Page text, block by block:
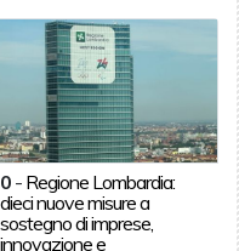
0 - Regione Lombardia:
dieci nuove misure a
sostegno di imprese,
innovazione e